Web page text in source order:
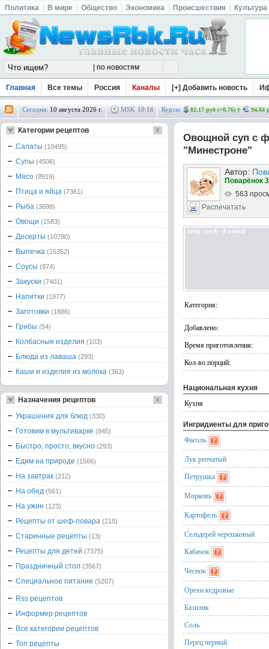
Политика В мире Общество Экономика Происшествия Культура
Главная Все темы Россия Каналы [+] Добавить новость
Сегодня: 10 августа 2026 г. MSK 10:16 Курсы: 82.17 руб (+0.76) 94.84
Овощной суп с
"Минестроне"
Автор:
Поварёнок
563
Распечатать
Категория:
Добавлено:
Время приготовления:
Кол-во порций:
Национальная кухня
Кухня
Ингридиенты для
Фасоль
Лук репчатый
Петрушка
Морковь
Картофель
Сельдерей черешковый
Кабачок
Чеснок
Орехи кедровые
Базилик
Соль
Перец черный
Категории рецептов
Салаты (10495)
Супы (4506)
Мясо (8919)
Птица и яйца (7361)
Рыба (3698)
Овощи (1583)
Десерты (10780)
Выпечка (15352)
Соусы (874)
Закуски (7401)
Напитки (1977)
Заготовки (1886)
Грибы (54)
Колбасные изделия (103)
Блюда из лаваша (293)
Каши и изделия из молока (363)
Назначения рецептов
Украшения для блюд (330)
Готовим в мультиварке (845)
Быстро, просто, вкусно (293)
Едим на природе (1566)
На завтрак (212)
На обед (561)
На ужин (123)
Рецепты от шеф-повара (215)
Старинные рецепты (13)
Рецепты для детей (7375)
Праздничный стол (3567)
Специальное питание (5207)
Rss рецептов
Информер рецептов
Все категории рецептов
Топ рецепты